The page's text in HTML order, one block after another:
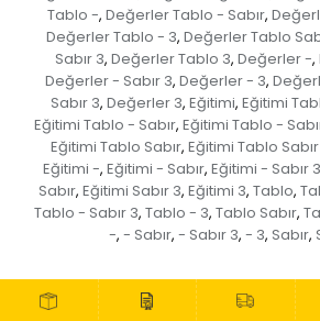
Tablo -, Değerler Tablo - Sabır,
Değerler Tablo - 3, Değerler Tablo
Sabır 3, Değerler Tablo 3, Değerler -,
Değerler - Sabır 3, Değerler - 3,
Sabır 3, Değerler 3, Eğitimi, Eğitimi
Eğitimi Tablo - Sabır, Eğitimi Tablo -
Eğitimi Tablo Sabır, Eğitimi Tablo
Eğitimi -, Eğitimi - Sabır, Eğitimi - Sabır 3
Sabır, Eğitimi Sabır 3, Eğitimi 3, Tablo,
Tablo - Sabır 3, Tablo - 3, Tablo Sabır,
-, - Sabır, - Sabır 3, - 3, Sabır,